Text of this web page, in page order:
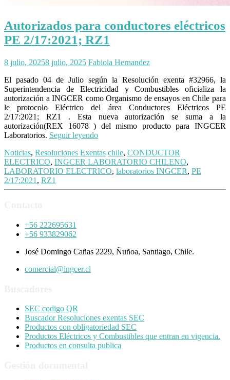
Autorizados para conductores eléctricos
PE 2/17:2021; RZ1
8 julio, 20258 julio, 2025 Fabiola Hernandez
El pasado 04 de Julio según la Resolución exenta #32966, la
Superintendencia de Electricidad y Combustibles oficializa la
autorización a INGCER como Organismo de ensayos en Chile para
le protocolo Eléctrico del área Conductores Eléctricos PE
2/17:2021; RZ1 . Esta nueva autorización se suma a la
autorización(REX 16078 ) del mismo producto para INGCER
Laboratorios. Seguir leyendo
Noticias, Resoluciones Exentas chile, CONDUCTOR
ELECTRICO, INGCER LABORATORIO CHILENO,
LABORATORIO ELECTRICO, laboratorios INGCER, PE
2/17:2021 , RZ1
+56 222695631
+56 933829062
José Domingo Cañas 2229, Ñuñoa, Santiago, Chile.
comercial@ingcer.cl
SEC codigo QR
Buscador Resoluciones exentas SEC
Productos con obligatoriedad SEC
Productos Eléctricos y Combustibles que entran en vigencia.
Productos en consulta publica